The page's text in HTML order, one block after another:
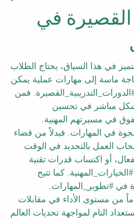
القصيرة في
في هذا السياق، يحتاج الطلاب
ماسة إلى مهارات عملية يمكن
. فمن
بشكل مباشر في تحسين
في مسيرتهم المهنية.
في المهارات. فبدلاً من قضاء
العمل بالتحديد في الوقت
أو اكتساب قدرات تقنية
#الخيارات_المهنية. كما تتيح
في #تطوير_المهارات.
من مستوى الأداء في مقابلات
التام لمواجهة تحديات العالم